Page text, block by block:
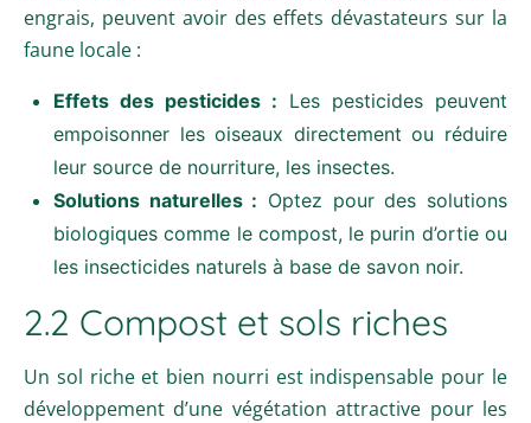
engrais, peuvent avoir des effets dévastateurs sur la
faune locale :
Effets des pesticides : Les pesticides peuvent
empoisonner les oiseaux directement ou réduire
leur source de nourriture, les insectes.
Solutions naturelles : Optez pour des solutions
biologiques comme le compost, le purin d’ortie ou
les insecticides naturels à base de savon noir.
2.2 Compost et sols riches
Un sol riche et bien nourri est indispensable pour le
développement d’une végétation attractive pour les